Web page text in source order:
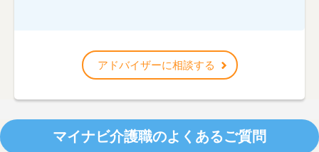
アドバイザーに相談する
マイナビ介護職のよくあるご質問